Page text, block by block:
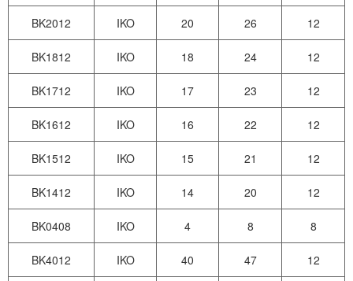
BK2012 IKO 20 26 12
BK1812 IKO 18 24 12
BK1712 IKO 17 23 12
BK1612 IKO 16 22 12
BK1512 IKO 15 21 12
BK1412 IKO 14 20 12
BK0408 IKO 4 8 8
BK4012 IKO 40 47 12